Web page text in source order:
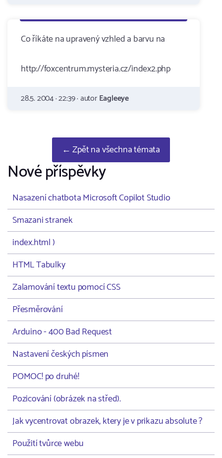
Co říkáte na upravený vzhled a barvu na
http://foxcentrum.mysteria.cz/index2.php
28.5. 2004 · 22:39 · autorEagleeye
← Zpět na všechna témata
Nové příspěvky
Nasazení chatbota Microsoft Copilot Studio
Smazani stranek
index.html )
HTML Tabulky
Zalamování textu pomocí CSS
Přesměrování
Arduino - 400 Bad Request
Nastavení českých písmen
POMOC! po druhé!
Pozicování (obrázek na střed).
Jak vycentrovat obrazek, ktery je v prikazu absolute ?
Použití tvůrce webu